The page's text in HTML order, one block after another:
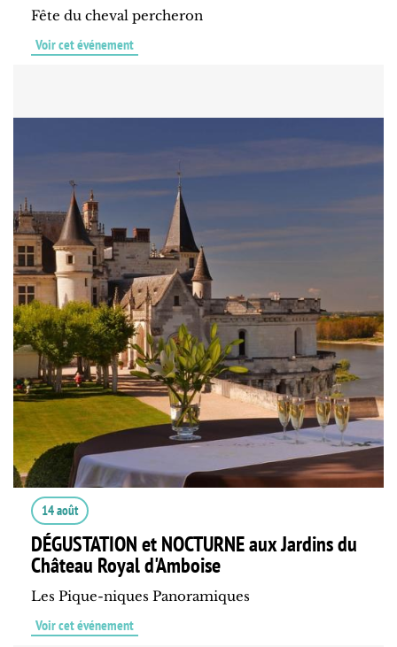
Fête du cheval percheron
Voir cet événement
14 août
DÉGUSTATION et NOCTURNE aux Jardins du
Château Royal d'Amboise
Les Pique-niques Panoramiques
Voir cet événement